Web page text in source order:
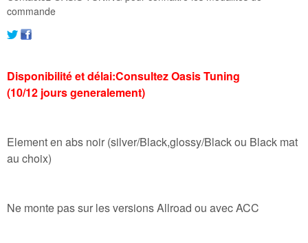
commande
Disponibilité et délai:Consultez Oasis Tuning
(10/12 jours generalement)
Element en abs noir (silver/Black,glossy/Black ou Black mat
au choix)
Ne monte pas sur les versions Allroad ou avec ACC